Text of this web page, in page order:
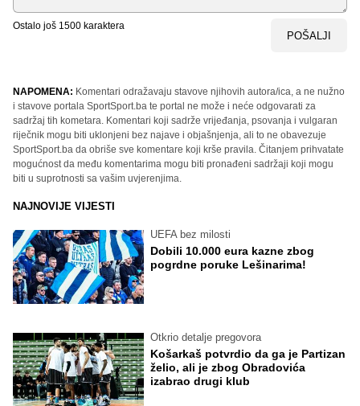
Ostalo još 1500 karaktera
POŠALJI
NAPOMENA: Komentari odražavaju stavove njihovih autora/ica, a ne nužno
i stavove portala SportSport.ba te portal ne može i neće odgovarati za
sadržaj tih kometara. Komentari koji sadrže vrijeđanja, psovanja i vulgaran
riječnik mogu biti uklonjeni bez najave i objašnjenja, ali to ne obavezuje
SportSport.ba da obriše sve komentare koji krše pravila. Čitanjem prihvatate
mogućnost da među komentarima mogu biti pronađeni sadržaji koji mogu
biti u suprotnosti sa vašim uvjerenjima.
NAJNOVIJE VIJESTI
UEFA bez milosti
Dobili 10.000 eura kazne zbog
pogrdne poruke Lešinarima!
Otkrio detalje pregovora
Košarkaš potvrdio da ga je Partizan
želio, ali je zbog Obradovića
izabrao drugi klub